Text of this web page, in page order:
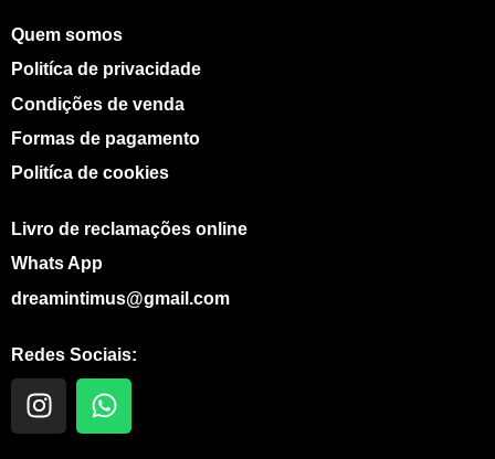
Quem somos
Politíca de privacidade
Condições de venda
Formas de pagamento
Politíca de cookies
Livro de reclamações online
Whats App
dreamintimus@gmail.com
Redes Sociais:
I
n
W
h